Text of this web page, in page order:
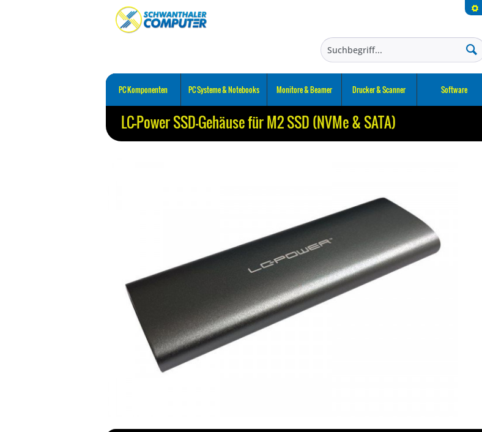
PC Komponenten PC Systeme & Notebooks Monitore & Beamer Drucker & Scanner Software
LC-Power SSD-Gehäuse für M2 SSD (NVMe & SATA)